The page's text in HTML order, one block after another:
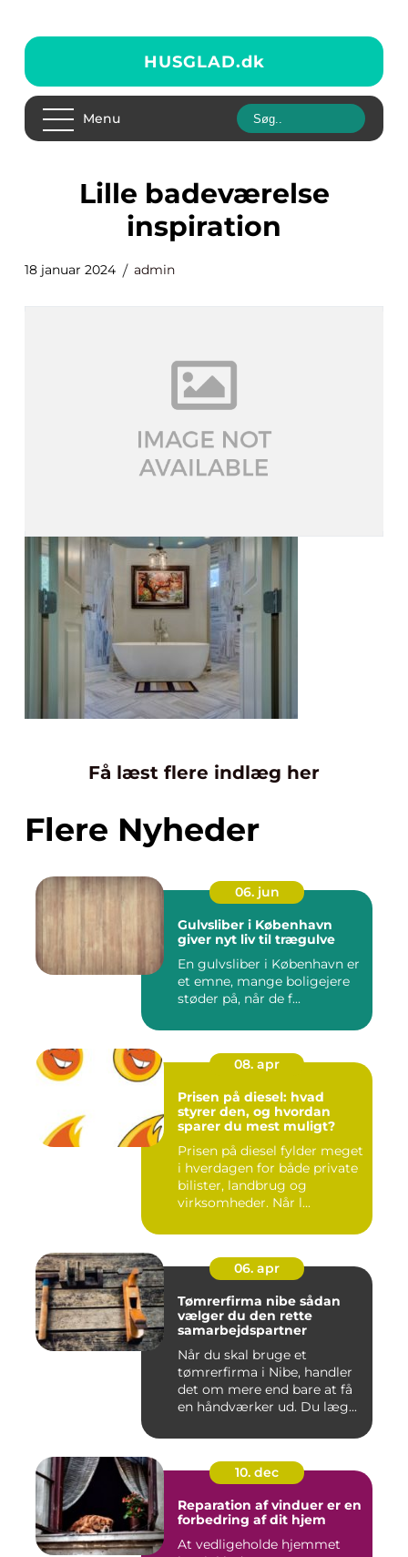
HUSGLAD.dk
Menu
lille badeværelse
inspiration
18 januar 2024 admin
Få læst flere indlæg her
Flere Nyheder
06. jun
Gulvsliber i København
giver nyt liv til trægulve
En gulvsliber i København er
et emne, mange boligejere
støder på, når de f...
08. apr
Prisen på diesel: hvad
styrer den, og hvordan
sparer du mest muligt?
Prisen på diesel fylder meget
i hverdagen for både private
bilister, landbrug og
virksomheder. Når l...
06. apr
Tømrerfirma nibe sådan
vælger du den rette
samarbejdspartner
Når du skal bruge et
tømrerfirma i Nibe, handler
det om mere end bare at få
en håndværker ud. Du læg...
10. dec
Reparation af vinduer er en
forbedring af dit hjem
At vedligeholde hjemmet